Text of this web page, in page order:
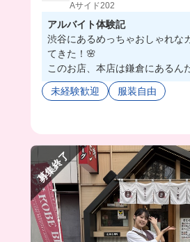
Aサイド202
アルバイト体験記
渋谷にあるめっちゃおしゃれな
てきた！🌸
このお店、本店は鎌倉にあるん
特に盆栽の桜とか内装にすっご
の‼️
12月にオープンしたばかりだ
な優雅な気分になれちゃう🥹💓
あと、ここだけの話…社長と先
美女でめっちゃ優しいの🤭
外国人のお客様も来店が多いか
われて楽しいよ🥰
未経験歓迎 服装自由
募集終了